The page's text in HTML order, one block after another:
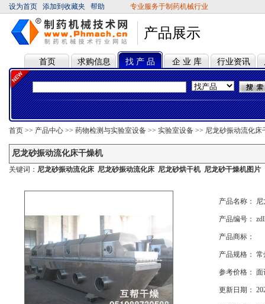
设为首页 添加到收藏夹 帮助 专业服务于制药机械行业
产品展示
首页 求购信息 找 产 品 企 业 库 行业资讯
首页 >> 产品中心 >> 药物检测与实验室设备 >> 实验室设备 >> 尼龙砂振动流化床
尼龙砂振动流化床干燥机
关键词： 尼龙砂振动流化床 尼龙砂振动流化床 尼龙砂烘干机 尼龙砂干燥机图片
产品名称：
产品编号：
产品商标：
产品规格：
参考价格： 面
更新日期：